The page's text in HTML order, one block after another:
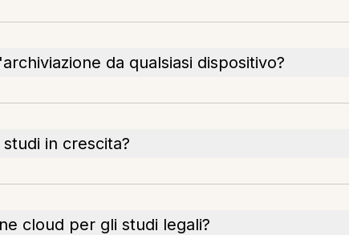
da qualsiasi dispositivo?
in crescita?
cloud per gli studi legali?